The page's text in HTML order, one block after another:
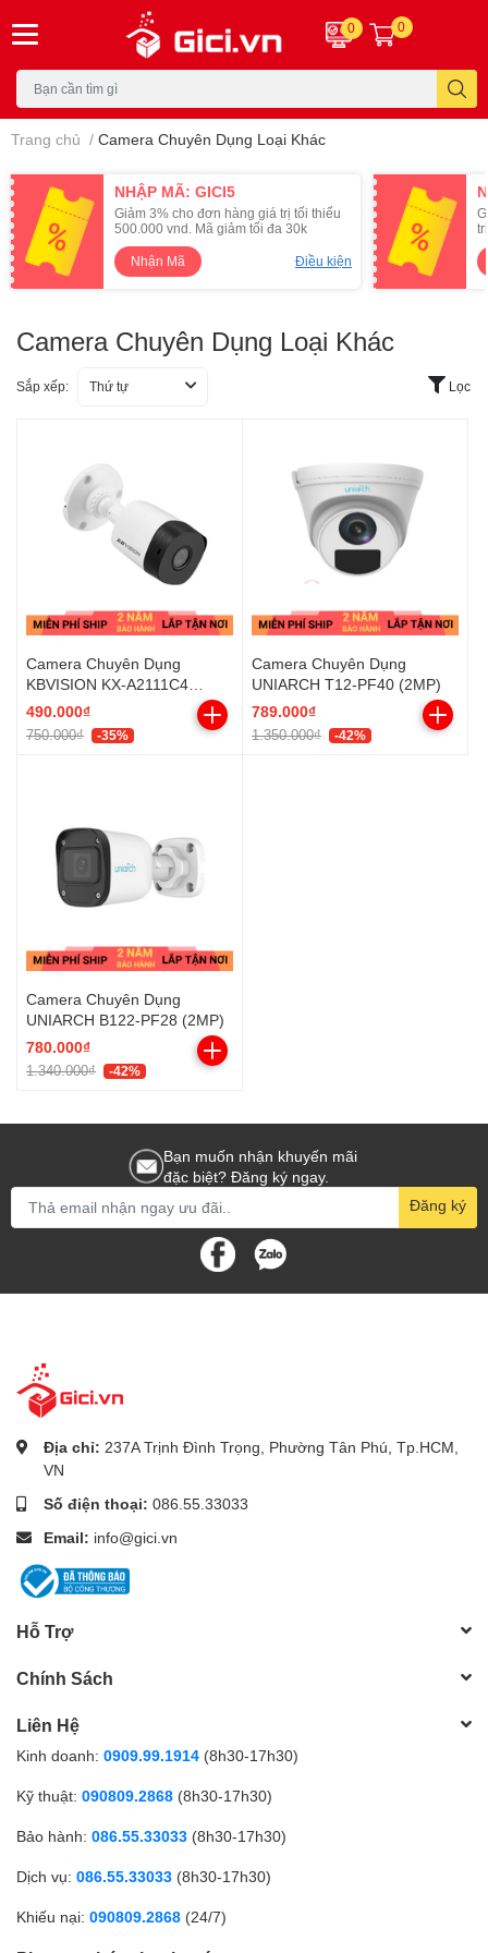
0 0
Trang chủ / Camera Chuyên Dụng Loại Khác
NHẬP MÃ: GICI5
Giảm 3% cho đơn hàng giá trị tối thiểu
500.000 vnd. Mã giảm tối đa 30k
Nhận Mã
Điều kiện
Camera Chuyên Dụng Loại Khác
Sắp xếp: Thứ tự Lọc
Camera Chuyên Dụng
KBVISION KX-A2111C4
(2MP)
490.000₫
750.000₫ -35%
Camera Chuyên Dụng
UNIARCH T12-PF40 (2MP)
789.000₫
1.350.000₫ -42%
Camera Chuyên Dụng
UNIARCH B122-PF28 (2MP)
780.000₫
1.340.000₫ -42%
Bạn muốn nhận khuyến mãi
đặc biệt? Đăng ký ngay.
Đăng ký
Địa chỉ: 237A Trịnh Đình Trọng, Phường Tân Phú, Tp.HCM,
VN
Số điện thoại: 086.55.33033
Email: info@gici.vn
Hỗ Trợ
Chính Sách
Liên Hệ
Kinh doanh: 0909.99.1914 (8h30-17h30)
Kỹ thuật: 090809.2868 (8h30-17h30)
Bảo hành: 086.55.33033 (8h30-17h30)
Dịch vụ: 086.55.33033 (8h30-17h30)
Khiếu nại: 090809.2868 (24/7)